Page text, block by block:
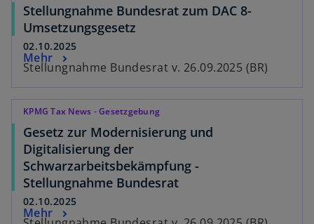
Stellungnahme Bundesrat zum DAC 8-
Umsetzungsgesetz
02.10.2025
Stellungnahme Bundesrat v. 26.09.2025 (BR)
Mehr
KPMG Tax News - Gesetzgebung
Gesetz zur Modernisierung und
Digitalisierung der
Schwarzarbeitsbekämpfung -
Stellungnahme Bundesrat
02.10.2025
Mehr